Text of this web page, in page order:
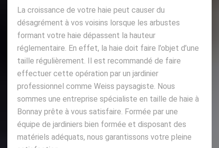
La croissance de votre haie peut causer du
désagrément à vos voisins lorsque les arbustes
formant votre haie dépassent la hauteur
réglementaire. En effet, la haie doit faire l’objet d’une
taille régulièrement. Il est recommandé de faire
effectuer cette opération par un jardinier
professionnel comme Weiss paysagiste. Nous
sommes une entreprise spécialiste en taille de haie à
Bonnay prête à vous satisfaire. Formée par une
équipe de jardiniers bien formée et disposant des
matériels adéquats, nous garantissons votre pleine